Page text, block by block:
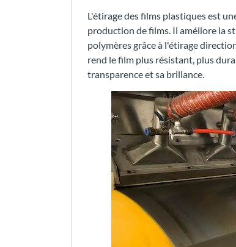
L'étirage des films plastiques est
production de films. Il améliore la
polymères grâce à l'étirage
rend le film plus résistant, plus
transparence et sa brillance.